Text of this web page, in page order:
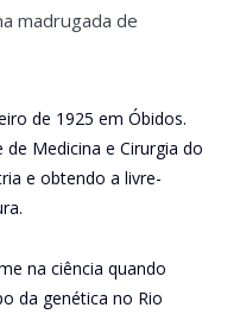
madrugada de
de 1925 em Óbidos.
Medicina e Cirurgia do
e obtendo a livre-
na ciência quando
da genética no Rio